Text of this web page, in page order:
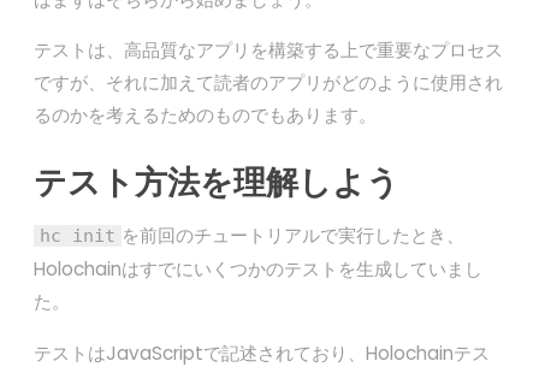
テストは、高品質なアプリを構築する上で重要なプロセス
ですが、それに加えて読者のアプリがどのように使用され
るのかを考えるためのものでもあります。
テスト方法を理解しよう
hc init を前回のチュートリアルで実行したとき、
Holochainはすでにいくつかのテストを生成していまし
た。
テストはJavaScriptで記述されており、Holochainテス